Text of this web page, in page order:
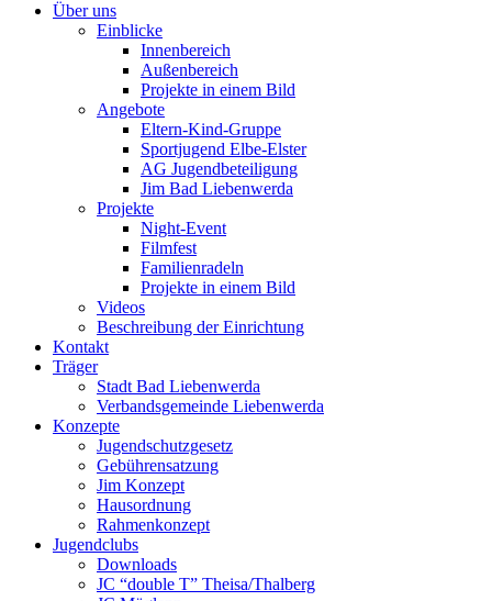
Über uns
Einblicke
Innenbereich
Außenbereich
Projekte in einem Bild
Angebote
Eltern-Kind-Gruppe
Sportjugend Elbe-Elster
AG Jugendbeteiligung
Jim Bad Liebenwerda
Projekte
Night-Event
Filmfest
Familienradeln
Projekte in einem Bild
Videos
Beschreibung der Einrichtung
Kontakt
Träger
Stadt Bad Liebenwerda
Verbandsgemeinde Liebenwerda
Konzepte
Jugendschutzgesetz
Gebührensatzung
Jim Konzept
Hausordnung
Rahmenkonzept
Jugendclubs
Downloads
JC “double T” Theisa/Thalberg